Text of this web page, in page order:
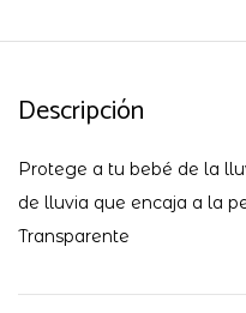
Descripción
Protege a tu bebé de la
de lluvia que encaja a la
Transparente